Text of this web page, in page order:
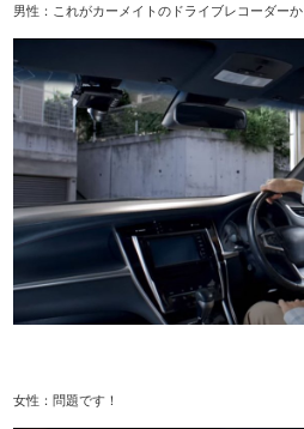
男性：これがカーメイトのドライブレコーダーか
女性：問題です！